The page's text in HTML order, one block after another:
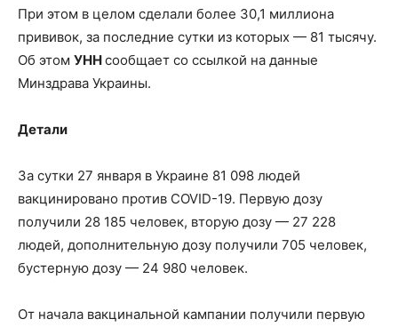
При этом в целом сделали более 30,1 миллиона
прививок, за последние сутки из которых — 81 тысячу.
Об этом УННсообщает со ссылкой на данные
Минздрава Украины.
Детали
За сутки 27 января в Украине 81 098 людей
вакцинировано против COVID-19. Первую дозу
получили 28 185 человек, вторую дозу — 27 228
людей, дополнительную дозу получили 705 человек,
бустерную дозу — 24 980 человек.
От начала вакцинальной кампании получили первую